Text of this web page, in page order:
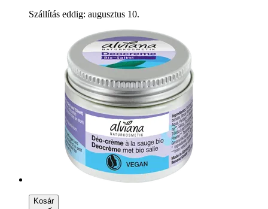
Szállítás eddig: augusztus 10.
Kosár